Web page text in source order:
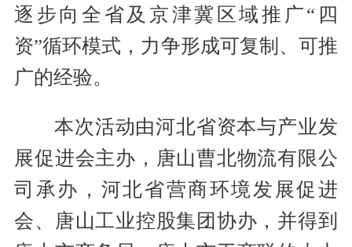
逐步向全省及京津冀区域推广“四
资”循环模式，力争形成可复制、可推
广的经验。
本次活动由河北省资本与产业发
展促进会主办，唐山曹北物流有限公
司承办，河北省营商环境发展促进
会、唐山工业控股集团协办，并得到